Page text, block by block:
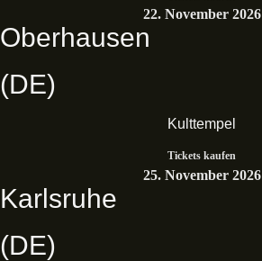
22. November 2026
Oberhausen
(DE)
Kulttempel
Tickets kaufen
25. November 2026
Karlsruhe
(DE)